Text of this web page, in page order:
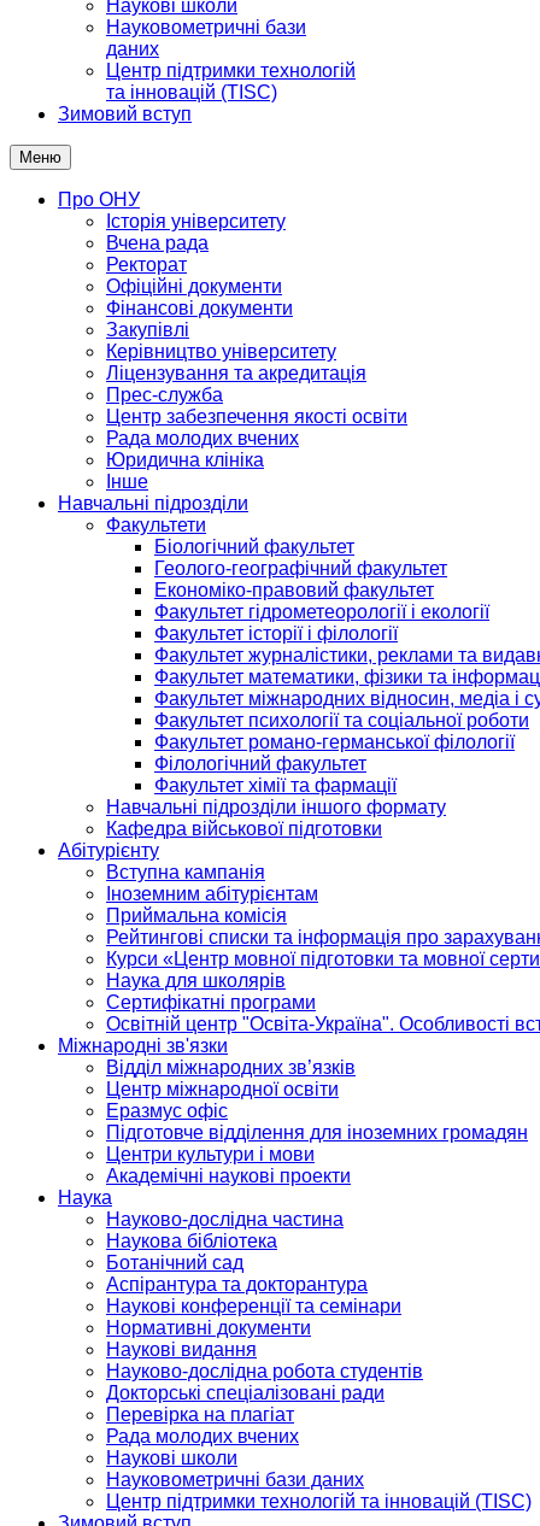
Наукові школи
Науковометричні бази
даних
Центр підтримки технологій
та інновацій (TISC)
Зимовий вступ
Меню
Про ОНУ
Історія університету
Вчена рада
Ректорат
Офіційні документи
Фінансові документи
Закупівлі
Керівництво університету
Ліцензування та акредитація
Прес-служба
Центр забезпечення якості освіти
Рада молодих вчених
Юридична клініка
Інше
Навчальні підрозділи
Факультети
Біологічний факультет
Геолого-географічний факультет
Економіко-правовий факультет
Факультет гідрометеорології і екології
Факультет історії і філології
Факультет журналістики, реклами та
Факультет математики, фізики та
Факультет міжнародних відносин, медіа і
Факультет психології та соціальної роботи
Факультет романо-германської філології
Філологічний факультет
Факультет хімії та фармації
Навчальні підрозділи іншого формату
Кафедра військової підготовки
Абітурієнту
Вступна кампанія
Іноземним абітурієнтам
Приймальна комісія
Рейтингові списки та інформація про
Курси «Центр мовної підготовки та мовної
Наука для школярів
Сертифікатні програми
Освітній центр "Освіта-Україна". Особливості
Міжнародні зв'язки
Відділ міжнародних зв’язків
Центр міжнародної освіти
Еразмус офіс
Підготовче відділення для іноземних громадян
Центри культури і мови
Академічні наукові проекти
Наука
Науково-дослідна частина
Наукова бібліотека
Ботанічний сад
Аспірантура та докторантура
Наукові конференції та семінари
Нормативні документи
Наукові видання
Науково-дослідна робота студентів
Докторські спеціалізовані ради
Перевірка на плагіат
Рада молодих вчених
Наукові школи
Науковометричні бази даних
Центр підтримки технологій та інновацій (TISC)